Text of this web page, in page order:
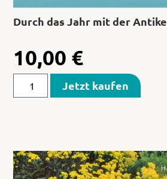
Durch das Jahr mit der Antike
10,00 €
Jetzt kaufen